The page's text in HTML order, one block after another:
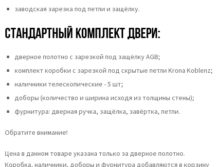
заводская зарезка под петли и защёлку.
Стандартный комплект двери:
дверное полотно с зарезкой под защёлку AGB;
комплект коробки с зарезкой под скрытые петли Krona Koblenz;
наличники телескопические - 5 шт;
доборы (количество и ширина исходя из толщины стены);
фурнитура: дверная ручка, защёлка, завёртка, петли.
Обратите внимание!
Цена в данном товаре указана только за дверное полотно.
Коробка, наличники, доборы и фурнитура добавляются в корзину